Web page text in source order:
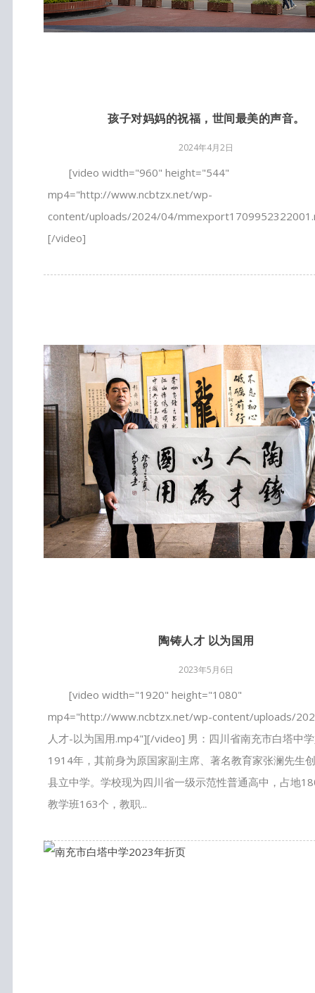
孩子对妈妈的祝福，世间最美的声音。
2024年4月2日
[video width="960" height="544"
mp4="http://www.ncbtzx.net/wp-
content/uploads/2024/04/
[/video]
陶铸人才 以为国用
2023年5月6日
[video width="1920" height="1080"
mp4="http://www.ncbtzx.net/wp-content/uploads/
人才-以为国用.mp4"][/video] 男：四川省南充市白塔中
1914年，其前身为原国家副主席、著名教育家张澜先生
县立中学。学校现为四川省一级示范性普通高中，占地
教学班163个，教职...